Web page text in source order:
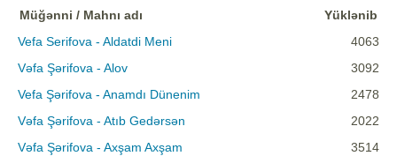
Müğənni / Mahnı adı
Yüklənib
Vefa Serifova - Aldatdi Meni
4063
Vəfa Şərifova - Alov
3092
Vefa Şərifova - Anamdı Dünenim
2478
Vəfa Şərifova - Atıb Gedərsən
2022
Vəfa Şərifova - Axşam Axşam
3514